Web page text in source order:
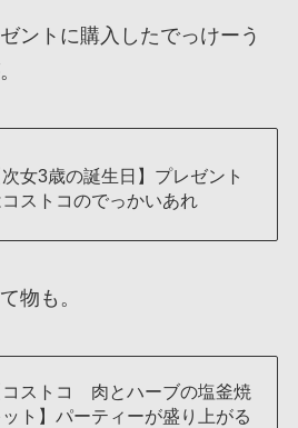
ントに購入したでっけーう
次女3歳の誕生日】プレゼント
ストコのでっかいあれ
物も。
コストコ 肉とハーブの塩釜焼
ト】パーティーが盛り上がる